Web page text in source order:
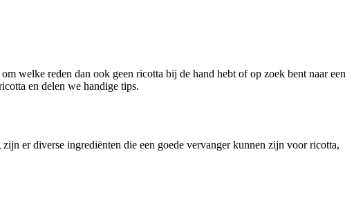
welke reden dan ook geen ricotta bij de hand hebt of op zoek bent naar een
en delen we handige tips.
er diverse ingrediënten die een goede vervanger kunnen zijn voor ricotta,